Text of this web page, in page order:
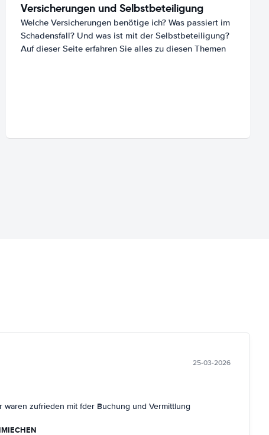
Versicherungen und Selbstbeteiligung
Welche Versicherungen benötige ich? Was passiert im
Schadensfall? Und was ist mit der Selbstbeteiligung?
Auf dieser Seite erfahren Sie alles zu diesen Themen
25-03-2026
waren zufrieden mit fder Buchung und Vermittlung